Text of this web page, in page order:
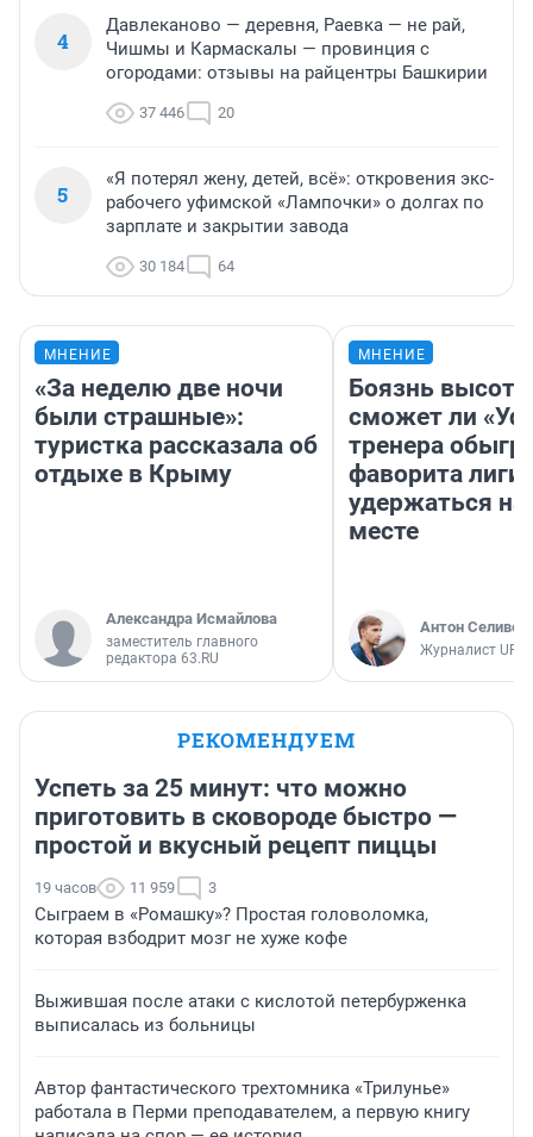
4
Давлеканово — деревня, Раевка — не рай,
Чишмы и Кармаскалы — провинция с
огородами: отзывы на райцентры Башкирии
37 446 20
5
«Я потерял жену, детей, всё»: откровения экс-
рабочего уфимской «Лампочки» о долгах по
зарплате и закрытии завода
30 184 64
МНЕНИЕ
«За неделю две ночи
были страшные»:
туристка рассказала об
отдыхе в Крыму
Александра Исмайлова
заместитель главного
редактора 63.RU
МНЕНИЕ
Боязнь
сможет ли
тренера
фаворита лиги
удержаться
месте
Антон
Журналист
РЕКОМЕНДУЕМ
Успеть за 25 минут: что можно
приготовить в сковороде быстро —
простой и вкусный рецепт пиццы
19 часов 11 959 3
Сыграем в «Ромашку»? Простая головоломка,
которая взбодрит мозг не хуже кофе
Выжившая после атаки с кислотой петербурженка
выписалась из больницы
Автор фантастического трехтомника «Трилунье»
работала в Перми преподавателем, а первую книгу